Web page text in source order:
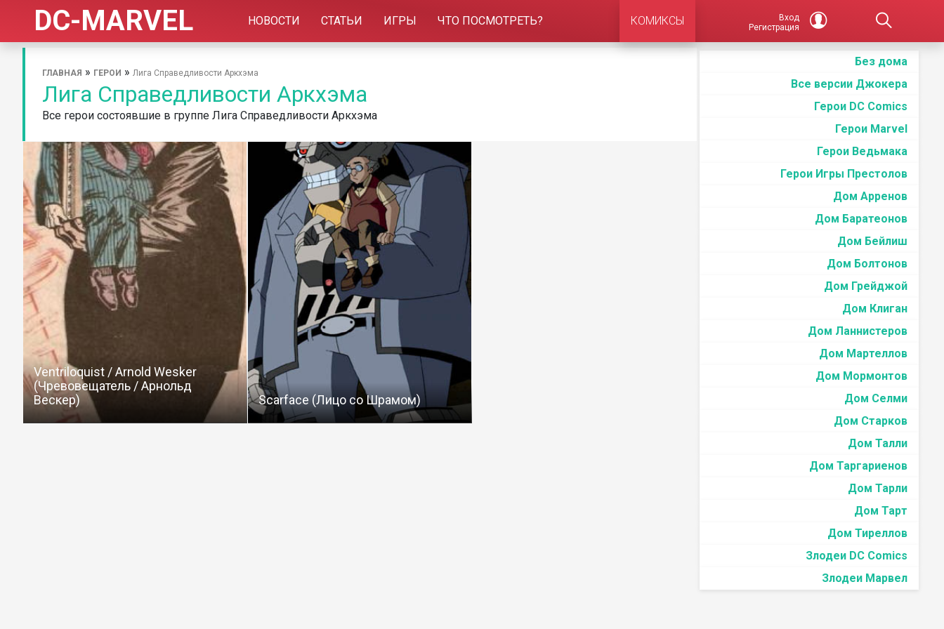
DC-MARVEL НОВОСТИ СТАТЬИ ИГРЫ ЧТО ПОСМОТРЕТЬ? КОМИКСЫ
Вход
Регистрация
ГЛАВНАЯ » ГЕРОИ » Лига Справедливости Аркхэма
Лига Справедливости Аркхэма
Все герои состоявшие в группе Лига Справедливости Аркхэма
Ventriloquist / Arnold Wesker
(Чревовещатель / Арнольд
Вескер)
Scarface (Лицо со Шрамом)
Без дома
Все версии Джокера
Герои DC Comics
Герои Marvel
Герои Ведьмака
Герои Игры Престолов
Дом Арренов
Дом Баратеонов
Дом Бейлиш
Дом Болтонов
Дом Грейджой
Дом Клиган
Дом Ланнистеров
Дом Мартеллов
Дом Мормонтов
Дом Селми
Дом Старков
Дом Талли
Дом Таргариенов
Дом Тарли
Дом Тарт
Дом Тиреллов
Злодеи DC Comics
Злодеи Марвел